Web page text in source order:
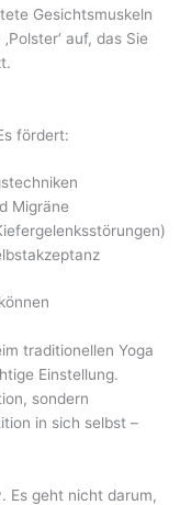
Gesichtsmuskeln
auf, das Sie
fördert:
Migräne
traditionellen Yoga
Einstellung.
sondern
in sich selbst –
Es geht nicht darum,